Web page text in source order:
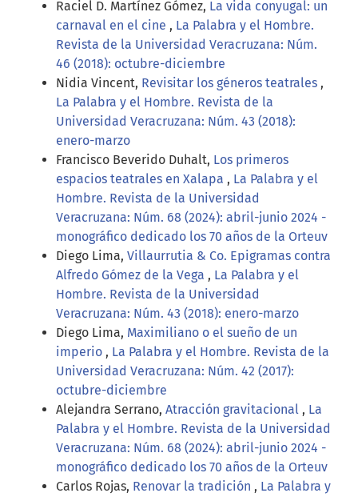
Raciel D. Martínez Gómez, La vida conyugal: un
carnaval en el cine , La Palabra y el Hombre.
Revista de la Universidad Veracruzana: Núm.
46 (2018): octubre-diciembre
Nidia Vincent, Revisitar los géneros teatrales ,
La Palabra y el Hombre. Revista de la
Universidad Veracruzana: Núm. 43 (2018):
enero-marzo
Francisco Beverido Duhalt, Los primeros
espacios teatrales en Xalapa , La Palabra y el
Hombre. Revista de la Universidad
Veracruzana: Núm. 68 (2024): abril-junio 2024 -
monográfico dedicado los 70 años de la Orteuv
Diego Lima, Villaurrutia & Co. Epigramas contra
Alfredo Gómez de la Vega , La Palabra y el
Hombre. Revista de la Universidad
Veracruzana: Núm. 43 (2018): enero-marzo
Diego Lima, Maximiliano o el sueño de un
imperio , La Palabra y el Hombre. Revista de la
Universidad Veracruzana: Núm. 42 (2017):
octubre-diciembre
Alejandra Serrano, Atracción gravitacional , La
Palabra y el Hombre. Revista de la Universidad
Veracruzana: Núm. 68 (2024): abril-junio 2024 -
monográfico dedicado los 70 años de la Orteuv
Carlos Rojas, Renovar la tradición , La Palabra y